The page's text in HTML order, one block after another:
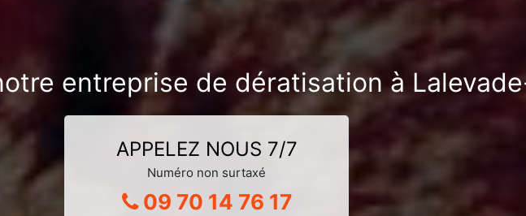
entreprise de dératisation à
APPELEZ NOUS 7/7
Numéro non surtaxé
09 70 14 76 17